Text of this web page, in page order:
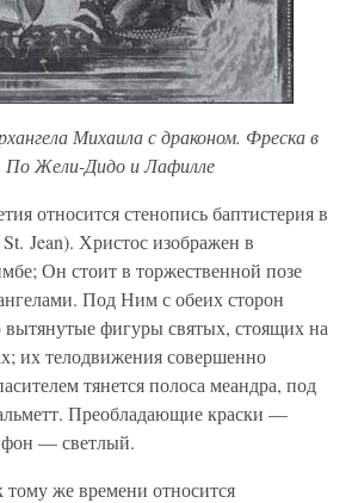
Михаила с драконом. Фреска в
По Жели-Дидо и Лафилле
относится стенопись баптистерия в
Jean). Христос изображен в
Он стоит в торжественной позе
Под Ним с обеих сторон
фигуры святых, стоящих на
их телодвижения совершенно
тянется полоса меандра, под
Преобладающие краски —
фон — светлый.
же времени относится